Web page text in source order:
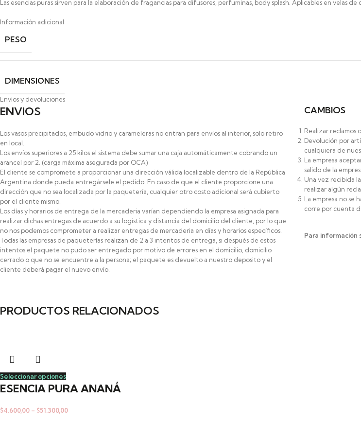
Las esencias puras sirven para la elaboración de fragancias para difusores, perfuminas, body splash. Aplicables en velas de
Información adicional
PESO
DIMENSIONES
Envíos y devoluciones
ENVIOS
Los vasos precipitados, embudo vidrio y carameleras no entran para envíos al interior, solo retiro
en local.
Los envíos superiores a 25 kilos el sistema debe sumar una caja automáticamente cobrando un
arancel por 2. (carga máxima asegurada por OCA)
El cliente se compromete a proporcionar una dirección válida localizable dentro de la República
Argentina donde pueda entregársele el pedido. En caso de que el cliente proporcione una
dirección que no sea localizada por la paquetería, cualquier otro costo adicional será cubierto
por el cliente mismo.
Los días y horarios de entrega de la mercaderia varían dependiendo la empresa asignada para
realizar dichas entregas de acuerdo a su logística y distancia del domicilio del cliente, por lo que
no nos podemos comprometer a realizar entregas de mercaderia en días y horarios específicos.
Todas las empresas de paqueterías realizan de 2 a 3 intentos de entrega, si después de estos
intentos el paquete no pudo ser entregado por motivo de errores en el domicilio, domicilio
cerrado o que no se encuentre a la persona; el paquete es devuelto a nuestro deposito y el
cliente deberá pagar el nuevo envío.
CAMBIOS
Realizar reclamos
Devolución por
cualquiera de
La empresa
salido de la
Una vez recibida
realizar algún
La empresa no se
corre por cuenta
Para información
PRODUCTOS RELACIONADOS
Seleccionar opciones
ESENCIA PURA ANANÁ
$4.600,00 – $51.300,00